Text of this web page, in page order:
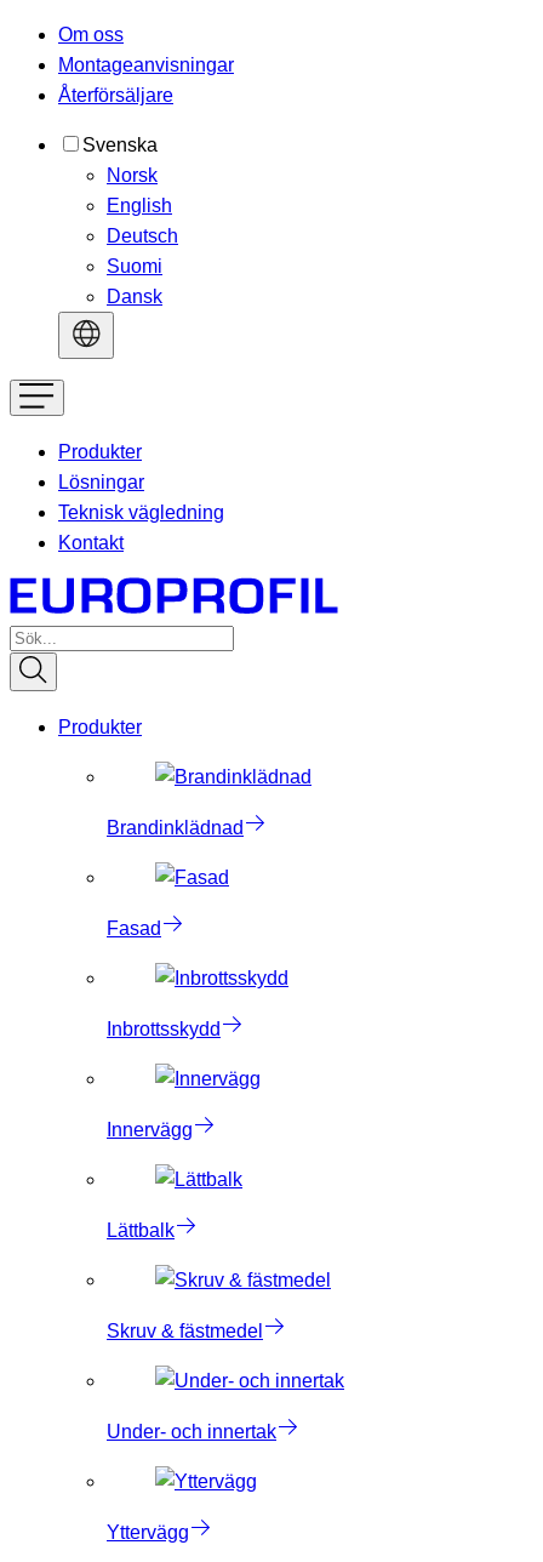
Om oss
Montageanvisningar
Återförsäljare
Svenska
Norsk
English
Deutsch
Suomi
Dansk
Produkter
Lösningar
Teknisk vägledning
Kontakt
Produkter
Brandinklädnad
Fasad
Inbrottsskydd
Innervägg
Lättbalk
Skruv & fästmedel
Under- och innertak
Yttervägg